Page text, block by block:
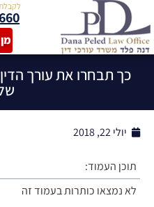
לקבלת
כך תבחרו את עורך
יולי 22, 2018
תוכן העמוד:
לא נמצאו כותרות בעמוד זה